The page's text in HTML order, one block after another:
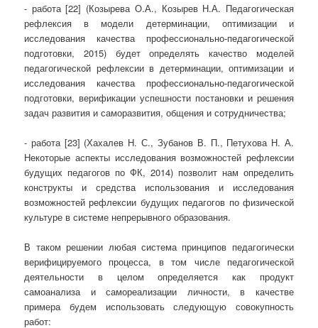
- работа [22] (Козырева О.А., Козырев Н.А. Педагогическая
рефлексия в модели детерминации, оптимизации и
исследования качества профессионально-педагогической
подготовки, 2015) будет определять качество моделей
педагогической рефлексии в детерминации, оптимизации и
исследования качества профессионально-педагогической
подготовки, верификации успешности постановки и решения
задач развития и саморазвития, общения и сотрудничества;
- работа [23] (Хахалев Н. С., Зубанов В. П., Петухова Н. А.
Некоторые аспекты исследования возможностей рефлексии
будущих педагогов по ФК, 2014) позволит нам определить
конструкты и средства использования и исследования
возможностей рефлексии будущих педагогов по физической
культуре в системе непрерывного образования.
В таком решении любая система принципов педагогически
верифицируемого процесса, в том числе педагогической
деятельности в целом определяется как продукт
самоанализа и самореализации личности, в качестве
примера будем использовать следующую совокупность
работ: